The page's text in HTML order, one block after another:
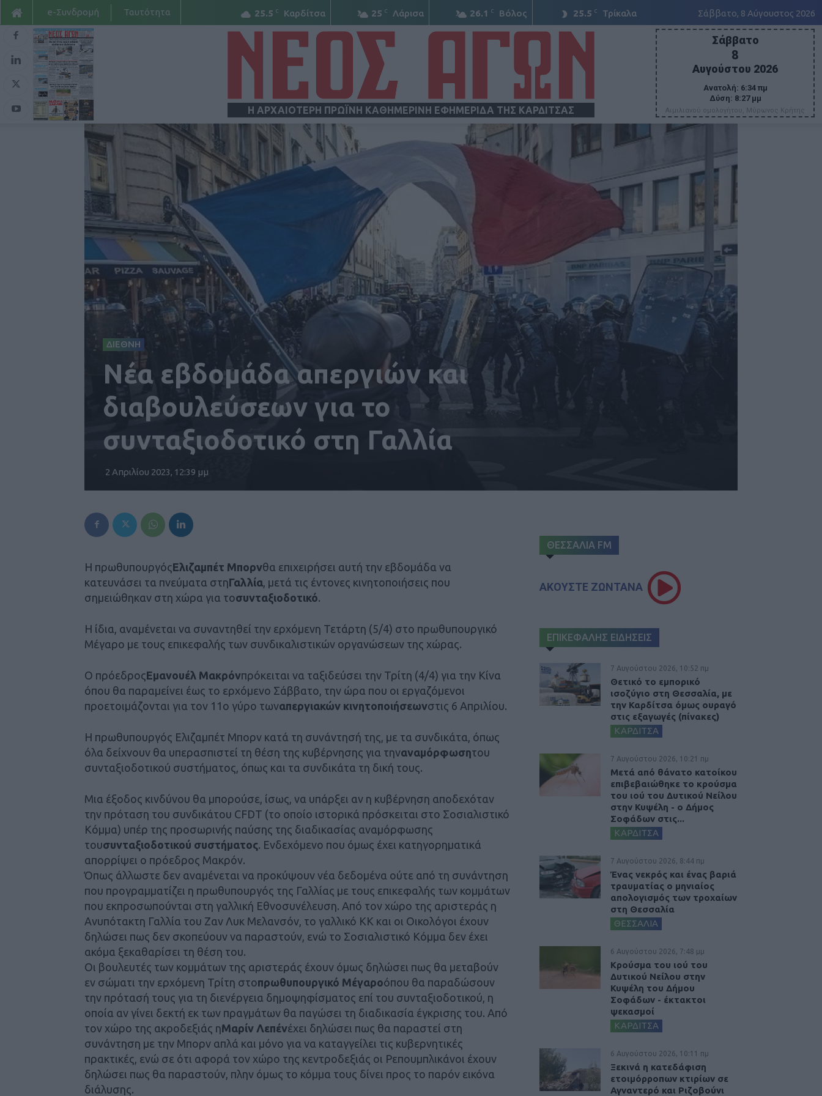
25.5 C Καρδίτσα 25 C Λάρισα 26.1 C Βόλος 25.5 C Τρίκαλα Σάββατο, 8 Αύγουστος 2026
e-Συνδρομή Ταυτότητα
Η ΑΡΧΑΙΟΤΕΡΗ ΠΡΩΪΝΗ ΚΑΘΗΜΕΡΙΝΗ ΕΦΗΜΕΡΙΔΑ ΤΗΣ ΚΑΡΔΙΤΣΑΣ
Σάββατο
8
Αυγούστου 2026
Ανατολή: 6:34 πμ
Δύση: 8:27 μμ
Αιμιλιανού ομολογήτου, Μύρωνος Κρήτης
ΔΙΕΘΝΗ
Νέα εβδομάδα απεργιών και
διαβουλεύσεων για το
συνταξιοδοτικό στη Γαλλία
2 Απριλίου 2023, 12:39 μμ
H πρωθυπουργόςΕλιζαμπέτ Μπορνθα επιχειρήσει αυτή την εβδομάδα να
κατευνάσει τα πνεύματα στηΓαλλία , μετά τις έντονες κινητοποιήσεις που
σημειώθηκαν στη χώρα για τοσυνταξιοδοτικό.
Η ίδια, αναμένεται να συναντηθεί την ερχόμενη Τετάρτη (5/4) στο πρωθυπουργικό
Μέγαρο με τους επικεφαλής των συνδικαλιστικών οργανώσεων της χώρας.
Ο πρόεδροςΕμανουέλ Μακρόνπρόκειται να ταξιδεύσει την Τρίτη (4/4) για την Κίνα
όπου θα παραμείνει έως το ερχόμενο Σάββατο, την ώρα που οι εργαζόμενοι
προετοιμάζονται για τον 11ο γύρο τωναπεργιακών κινητοποιήσεωνστις 6 Απριλίου.
H πρωθυπουργός Ελιζαμπέτ Μπορν κατά τη συνάντησή της, με τα συνδικάτα, όπως
όλα δείχνουν θα υπερασπιστεί τη θέση της κυβέρνησης για τηναναμόρφωσητου
συνταξιοδοτικού συστήματος, όπως και τα συνδικάτα τη δική τους.
Μια έξοδος κινδύνου θα μπορούσε, ίσως, να υπάρξει αν η κυβέρνηση αποδεχόταν
την πρόταση του συνδικάτου CFDT (το οποίο ιστορικά πρόσκειται στο Σοσιαλιστικό
Κόμμα) υπέρ της προσωρινής παύσης της διαδικασίας αναμόρφωσης
τουσυνταξιοδοτικού συστήματος. Ενδεχόμενο που όμως έχει κατηγορηματικά
απορρίψει ο πρόεδρος Μακρόν.
Όπως άλλωστε δεν αναμένεται να προκύψουν νέα δεδομένα ούτε από τη συνάντηση
που προγραμματίζει η πρωθυπουργός της Γαλλίας με τους επικεφαλής των κομμάτων
που εκπροσωπούνται στη γαλλική Εθνοσυνέλευση. Από τον χώρο της αριστεράς η
Ανυπότακτη Γαλλία του Ζαν Λυκ Μελανσόν, το γαλλικό ΚΚ και οι Οικολόγοι έχουν
δηλώσει πως δεν σκοπεύουν να παραστούν, ενώ το Σοσιαλιστικό Κόμμα δεν έχει
ακόμα ξεκαθαρίσει τη θέση του.
Οι βουλευτές των κομμάτων της αριστεράς έχουν όμως δηλώσει πως θα μεταβούν
εν σώματι την ερχόμενη Τρίτη στοπρωθυπουργικό Μέγαροόπου θα παραδώσουν
την πρότασή τους για τη διενέργεια δημοψηφίσματος επί του συνταξιοδοτικού, η
οποία αν γίνει δεκτή εκ των πραγμάτων θα παγώσει τη διαδικασία έγκρισης του. Από
τον χώρο της ακροδεξιάς ηΜαρίν Λεπένέχει δηλώσει πως θα παραστεί στη
συνάντηση με την Μπορν απλά και μόνο για να καταγγείλει τις κυβερνητικές
πρακτικές, ενώ σε ότι αφορά τον χώρο της κεντροδεξιάς οι Ρεπουμπλικάνοι έχουν
δηλώσει πως θα παραστούν, πλην όμως το κόμμα τους δίνει προς το παρόν εικόνα
διάλυσης.
ΘΕΣΣΑΛΙΑ FM
ΑΚΟΥΣΤΕ ΖΩΝΤΑΝΑ
ΕΠΙΚΕΦΑΛΗΣ ΕΙΔΗΣΕΙΣ
7 Αυγούστου 2026, 10:52 πμ
Θετικό το εμπορικό
ισοζύγιο στη Θεσσαλία, με
την Καρδίτσα όμως ουραγό
στις εξαγωγές (πίνακες)
ΚΑΡΔΙΤΣΑ
7 Αυγούστου 2026, 10:21 πμ
Μετά από θάνατο κατοίκου
επιβεβαιώθηκε το κρούσμα
του ιού του Δυτικού Νείλου
στην Κυψέλη - ο Δήμος
Σοφάδων στις...
ΚΑΡΔΙΤΣΑ
7 Αυγούστου 2026, 8:44 πμ
Ένας νεκρός και ένας βαριά
τραυματίας ο μηνιαίος
απολογισμός των τροχαίων
στη Θεσσαλία
ΘΕΣΣΑΛΙΑ
6 Αυγούστου 2026, 7:48 μμ
Κρούσμα του ιού του
Δυτικού Νείλου στην
Κυψέλη του Δήμου
Σοφάδων - έκτακτοι
ψεκασμοί
ΚΑΡΔΙΤΣΑ
6 Αυγούστου 2026, 10:11 πμ
Ξεκινά η κατεδάφιση
ετοιμόρροπων κτιρίων σε
Αγναντερό και Ριζοβούνι